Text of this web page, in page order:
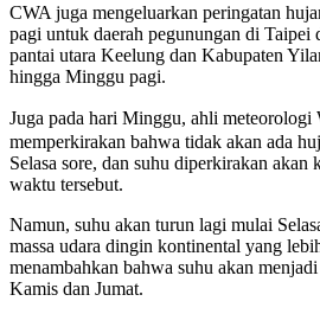
CWA juga mengeluarkan peringatan
pagi untuk daerah pegunungan di Taipei
pantai utara Keelung dan Kabupaten
hingga Minggu pagi.
Juga pada hari Minggu, ahli
memperkirakan bahwa tidak akan ada
Selasa sore, dan suhu diperkirakan akan
waktu tersebut.
Namun, suhu akan turun lagi mulai
massa udara dingin kontinental yang
menambahkan bahwa suhu akan
Kamis dan Jumat.